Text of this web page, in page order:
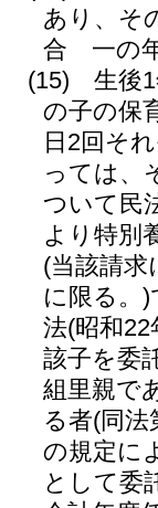
あり、そ
合 一の
(15)
生後
の子の保
日2回そ
っては、
ついて民
より特別
(当該請求
に限る。)
法(昭和22
該子を委
組里親で
る者(同法
の規定に
として委